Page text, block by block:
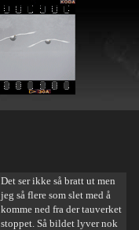
Det ser ikke så bratt ut men
jeg så flere som slet med å
komme ned fra der tauverket
stoppet. Så bildet lyver nok